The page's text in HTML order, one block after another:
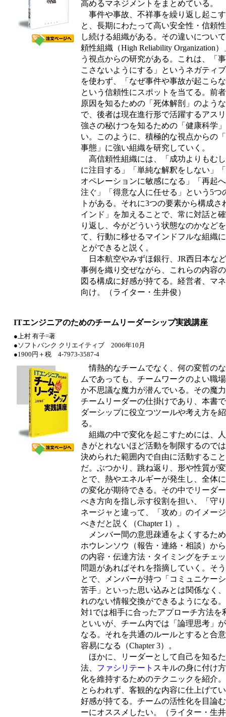
高めるマネジメントをまとめている。
事件や事故、不祥事を繰り返し起こ
と、長期にわたって高い安全性・信頼
し続ける組織がある。その違いについ
頼性組織（High Reliability Organization
う視点からの研究がある。これは、「
こさないようにする」というネガティ
を使わず、「なぜ事件や事故が起こら
という信頼性にスポットを当てる。前
原因を知るための「死体解剖」のよう
で、後者は現在進行形で活躍するアス
強さの秘けつを知るための「健康科学
い。このように、積極的な視点からの
事態」に強い組織を研究していく。
高信頼性組織には、「成功よりもむ
に注目する」「単純な解釈をしない」
オペレーションに敏感になる」「再起
注ぐ」「得意な人に任せる」という5つ
トがある。それに3つの要素から構成さ
インド」を加えることで、常に対話と
り返し、今がどういう状態なのかなど
て、行動に移せるマインドフルな組織
とができると説く。
日本航空やみずほ銀行、JR西日本な
事例を織り交ぜながら、これらの内容
図る構成に好感が持てる。経営者、マ
向け。（ライター・生井俊）
ITエンジニアのためのチームリーダーシップ実践講座
●上村 有子=著
●ソフトバンク クリエイティブ 2006年10月
●1900円＋税 4-7973-3587-4
情熱的なチームでなく、何の変哲の
ムであっても、チームワークのよい職
か不思議な魔力が潜んでいる。その魔
チームリーダーの仕掛けであり、本書
ダーシップに役立つツールや考え方を
る。
組織の中で変化を起こすためには、
きがとれないほど活動を制限するので
決められた範囲内で自由に活動するこ
だ。ぶつかり、跳ね返り、形や性質が
とで、熱やエネルギーが発生し、全体
の変化が期待できる。その中でリーダ
べき方向を指し示す役割を担い、「守
ネージャと違って、「攻め」のイメー
べきだと説く（Chapter 1）。
メンバー間の意思疎通をよくするた
ホウレンソウ（報告・連絡・相談）か
の内容・伝達方法・タイミングをチェ
問題があればそれを指摘していく。そ
とで、メンバーが持つ「コミュニケー
苦手」といった思い込みとは関係なく
れのない情報交換ができるようになる
対1では相手に合ったアプローチ方法を
といいが、チーム内では「論理思考」
なる。それを共通のルールとすると合
容易になる（Chapter 3）。
ほかに、リーダーとして自己を知る
法、 ファシリテート スキルの身に付け
化を維持するためのテクニックを紹介
とらわれず、客観的な内容に仕上げて
好感が持てる。チームの活性化を目論
ーにオススメしたい。（ライター・生